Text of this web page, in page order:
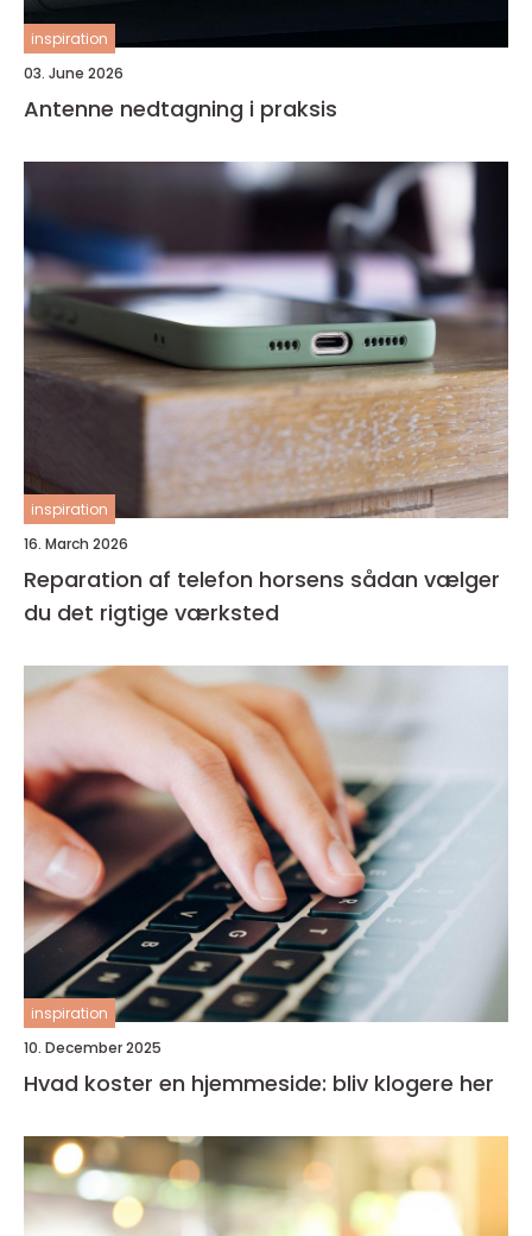
inspiration
03. June 2026
Antenne nedtagning i praksis
inspiration
16. March 2026
Reparation af telefon horsens sådan vælger
du det rigtige værksted
inspiration
10. December 2025
Hvad koster en hjemmeside: bliv klogere her